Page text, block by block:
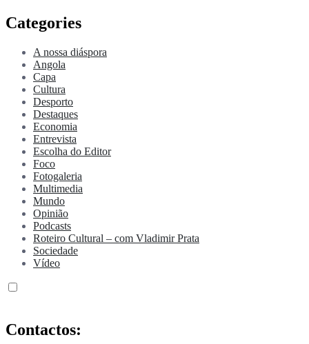
Categories
A nossa diáspora
Angola
Capa
Cultura
Desporto
Destaques
Economia
Entrevista
Escolha do Editor
Foco
Fotogaleria
Multimedia
Mundo
Opinião
Podcasts
Roteiro Cultural – com Vladimir Prata
Sociedade
Vídeo
Contactos: